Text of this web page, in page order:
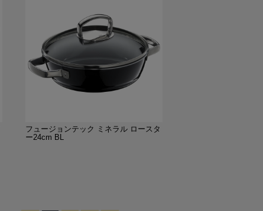
フュージョンテック ミネラル ロースタ
ー24cm BL